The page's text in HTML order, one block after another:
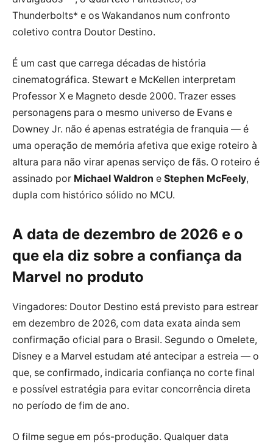
Thunderbolts* e os Wakandanos num confronto
coletivo contra Doutor Destino.
É um cast que carrega décadas de história
cinematográfica. Stewart e McKellen interpretam
Professor X e Magneto desde 2000. Trazer esses
personagens para o mesmo universo de Evans e
Downey Jr. não é apenas estratégia de franquia — é
uma operação de memória afetiva que exige roteiro à
altura para não virar apenas serviço de fãs. O roteiro é
assinado por Michael Waldron e Stephen McFeely,
dupla com histórico sólido no MCU.
A data de dezembro de 2026 e o
que ela diz sobre a confiança da
Marvel no produto
Vingadores: Doutor Destino está previsto para estrear
em dezembro de 2026, com data exata ainda sem
confirmação oficial para o Brasil. Segundo o Omelete,
Disney e a Marvel estudam até antecipar a estreia — o
que, se confirmado, indicaria confiança no corte final
e possível estratégia para evitar concorrência direta
no período de fim de ano.
O filme segue em pós-produção. Qualquer data